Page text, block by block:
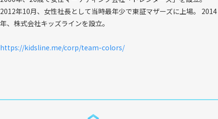
2012年10月、女性社長として当時最年少で東証マザーズに上場。 2014
年、株式会社キッズラインを設立。
https://kidsline.me/corp/team-colors/